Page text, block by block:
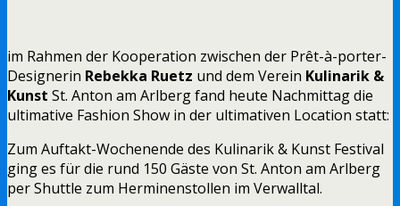
im Rahmen der Kooperation zwischen der Prêt-à-porter-
Designerin Rebekka Ruetz und dem Verein Kulinarik &
Kunst St. Anton am Arlberg fand heute Nachmittag die
ultimative Fashion Show in der ultimativen Location statt:
Zum Auftakt-Wochenende des Kulinarik & Kunst Festival
ging es für die rund 150 Gäste von St. Anton am Arlberg
per Shuttle zum Herminenstollen im Verwalltal.